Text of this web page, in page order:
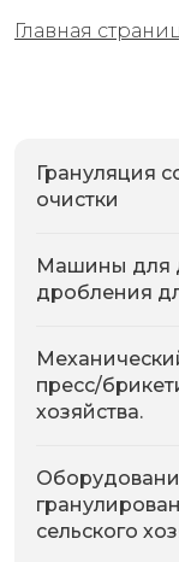
Главная
Грануляция
очистки
Машины для
дробления
пресс/
хозяйства.
сельского